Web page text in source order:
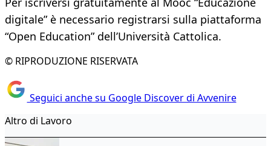
digitale” è necessario registrarsi sulla piattaforma
“Open Education” dell’Università Cattolica.
© RIPRODUZIONE RISERVATA
Seguici anche su Google Discover di Avvenire
Altro di Lavoro